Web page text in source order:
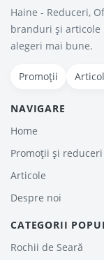
Haine - Reduceri,
branduri și
alegeri mai bune.
Promoții
NAVIGARE
Home
Promoții și reduceri
Articole
Despre noi
CATEGORII
Rochii de Seară